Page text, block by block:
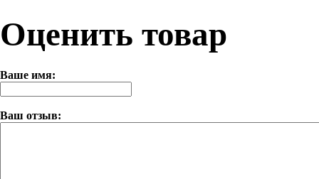
Оценить товар
Ваше имя:
Ваш отзыв: